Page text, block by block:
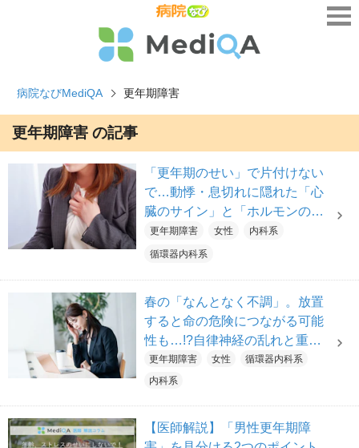
病院なびMediQA 更年期障害
更年期障害 の記事
「更年期のせい」で片付けない
で…動悸・息切れに隠れた「心
臓のサイン」と「ホルモンの乱
れ」は？【医師解説】
更年期障害 女性 内科系
循環器内科系
春の「なんとなく不調」。放置
すると命の危険につながる可能
性も…!?自律神経の乱れと重大
疾患、見極めのポイントを医師
が解説【医師解説】
更年期障害 女性
循環器内科系
内科系
【医師解説】「男性更年期障